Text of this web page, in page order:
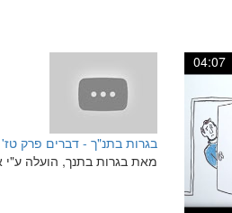
04:07
בגרות בתנ"ך - דברים פרק טז'
מאת בגרות בתנך, הועלה ע"י